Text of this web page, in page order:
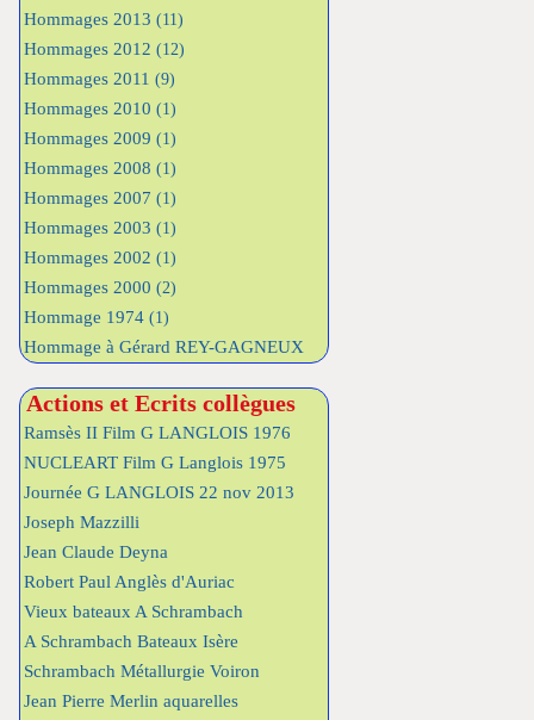
Hommages 2013 (11)
Hommages 2012 (12)
Hommages 2011 (9)
Hommages 2010 (1)
Hommages 2009 (1)
Hommages 2008 (1)
Hommages 2007 (1)
Hommages 2003 (1)
Hommages 2002 (1)
Hommages 2000 (2)
Hommage 1974 (1)
Hommage à Gérard REY-GAGNEUX
Actions et Ecrits collègues
Ramsès II Film G LANGLOIS 1976
NUCLEART Film G Langlois 1975
Journée G LANGLOIS 22 nov 2013
Joseph Mazzilli
Jean Claude Deyna
Robert Paul Anglès d'Auriac
Vieux bateaux A Schrambach
A Schrambach Bateaux Isère
Schrambach Métallurgie Voiron
Jean Pierre Merlin aquarelles